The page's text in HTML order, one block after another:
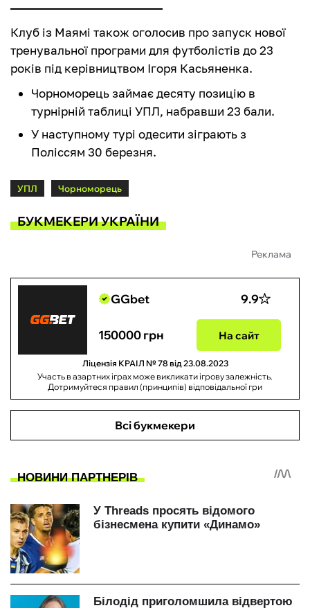
Клуб із Маямі також оголосив про запуск нової
тренувальної програми для футболістів до 23
років під керівництвом Ігоря Касьяненка.
Чорноморець займає десяту позицію в
турнірній таблиці УПЛ, набравши 23 бали.
У наступному турі одесити зіграють з
Поліссям 30 березня.
УПЛ Чорноморець
БУКМЕКЕРИ УКРАЇНИ
Реклама
GGbet 9.9
150000 грн На сайт
Ліцензія КРАІЛ № 78 від 23.08.2023
Участь в азартних іграх може викликати ігрову залежність.
Дотримуйтеся правил (принципів) відповідальної гри
Всі букмекери